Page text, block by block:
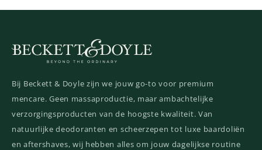
Bij Beckett & Doyle zijn we jouw go-to voor premium
mencare. Geen massaproductie, maar ambachtelijke
verzorgingsproducten van de hoogste kwaliteit. Van
natuurlijke deodoranten en scheerzepen tot luxe baardoliën
en aftershaves, wij hebben alles om jouw dagelijkse routine